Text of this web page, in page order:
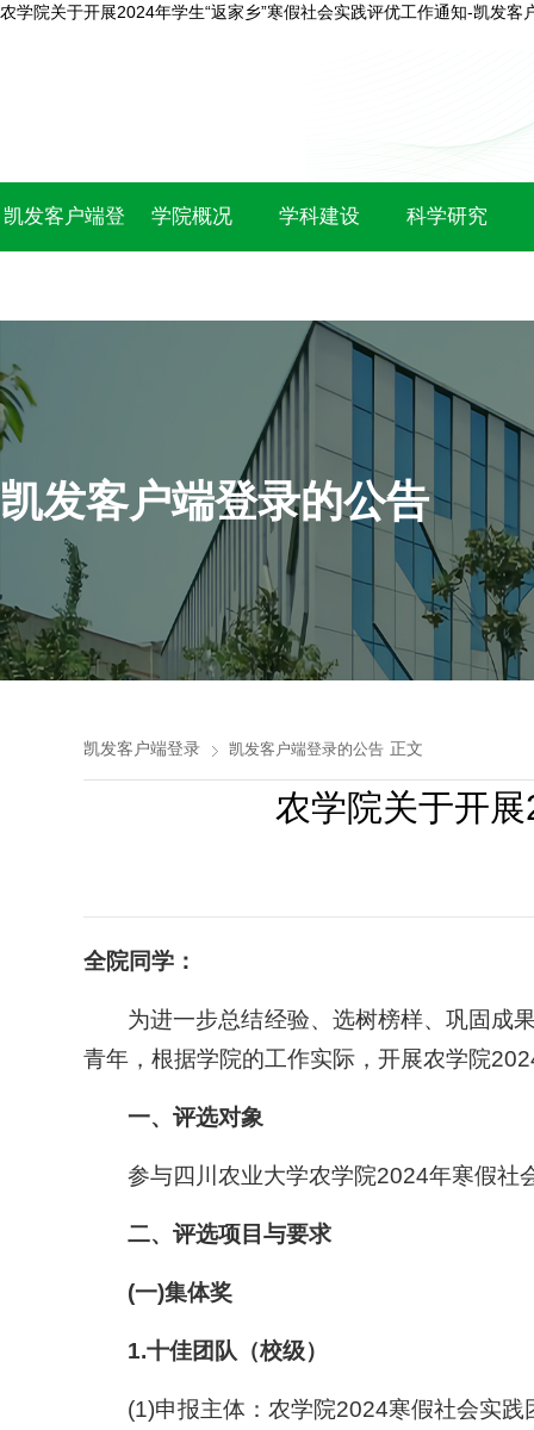
农学院关于开展2024年学生“返家乡”寒假社会实践评优工作通知-凯发客
凯发客户端登 学院概况 学科建设 科学研究
凯发客户端登录的公告
凯发客户端登录 凯发客户端登录的公告 正文
农学院关于开
全院同学：
为进一步总结经验、选树榜样、巩固成
青年，根据学院的工作实际，开展农学院
一、评选对象
参与四川农业大学农学院2024年寒假社
二、评选项目与要求
(一)集体奖
1.十佳团队（校级）
(1)申报主体：农学院2024寒假社会实践